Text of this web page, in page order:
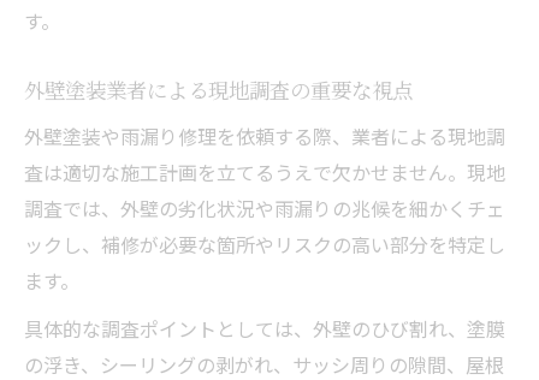
す。
外壁塗装業者による現地調査の重要な視点
外壁塗装や雨漏り修理を依頼する際、業者による現地調
査は適切な施工計画を立てるうえで欠かせません。現地
調査では、外壁の劣化状況や雨漏りの兆候を細かくチェ
ックし、補修が必要な箇所やリスクの高い部分を特定し
ます。
具体的な調査ポイントとしては、外壁のひび割れ、塗膜
の浮き、シーリングの剥がれ、サッシ周りの隙間、屋根